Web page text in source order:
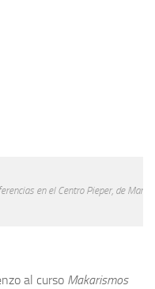
en el Centro Pieper, de Mar
al curso Makarismos